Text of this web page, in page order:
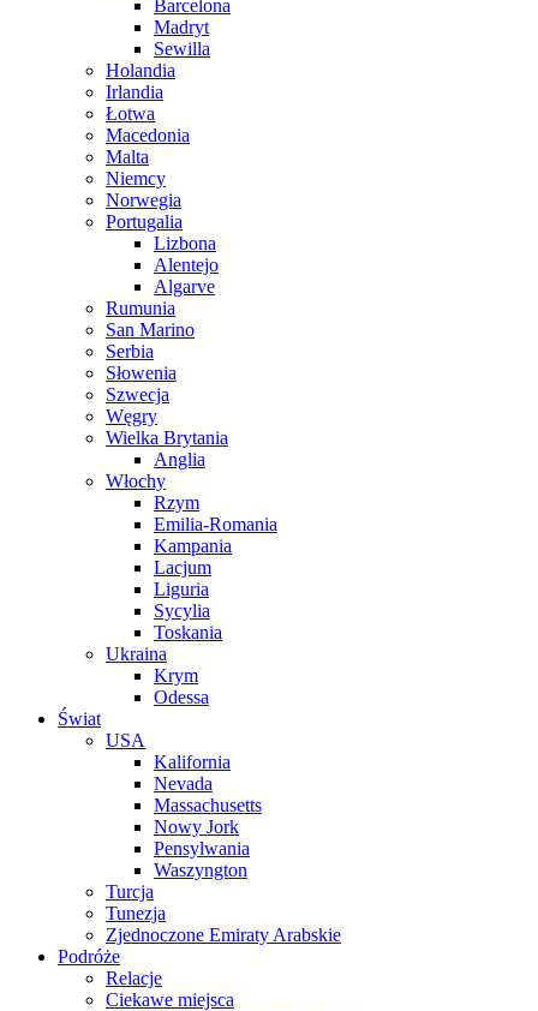
Barcelona
Madryt
Sewilla
Holandia
Irlandia
Łotwa
Macedonia
Malta
Niemcy
Norwegia
Portugalia
Lizbona
Alentejo
Algarve
Rumunia
San Marino
Serbia
Słowenia
Szwecja
Węgry
Wielka Brytania
Anglia
Włochy
Rzym
Emilia-Romania
Kampania
Lacjum
Liguria
Sycylia
Toskania
Ukraina
Krym
Odessa
Świat
USA
Kalifornia
Nevada
Massachusetts
Nowy Jork
Pensylwania
Waszyngton
Turcja
Tunezja
Zjednoczone Emiraty Arabskie
Podróże
Relacje
Ciekawe miejsca